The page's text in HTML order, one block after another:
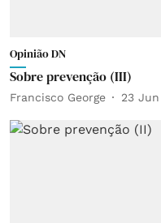
Opinião DN
Sobre prevenção (III)
Francisco George 23